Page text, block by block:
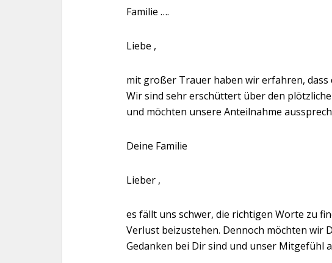
Familie ….
Liebe ,
mit großer Trauer haben wir erfahren, dass
Wir sind sehr erschüttert über den
und möchten unsere Anteilnahme
Deine Familie
Lieber ,
es fällt uns schwer, die richtigen Worte zu
Verlust beizustehen. Dennoch möchten wir
Gedanken bei Dir sind und unser Mitgefühl